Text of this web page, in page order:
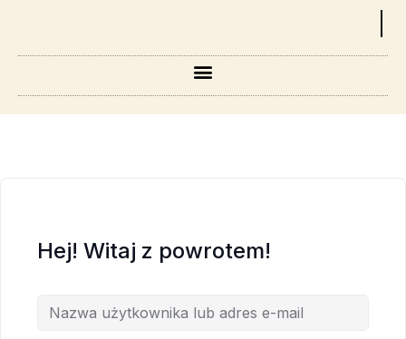
Hej! Witaj z powrotem!